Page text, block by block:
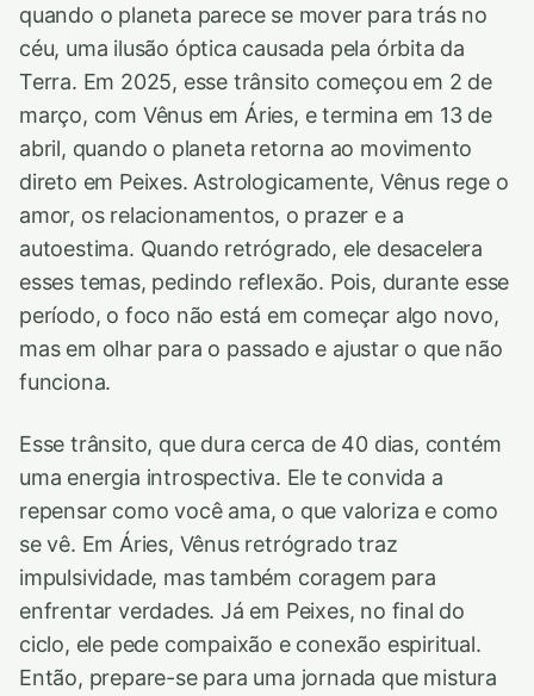
quando o planeta parece se mover para trás no
céu, uma ilusão óptica causada pela órbita da
Terra. Em 2025, esse trânsito começou em 2 de
março, com Vênus em Áries, e termina em 13 de
abril, quando o planeta retorna ao movimento
direto em Peixes. Astrologicamente, Vênus rege o
amor, os relacionamentos, o prazer e a
autoestima. Quando retrógrado, ele desacelera
esses temas, pedindo reflexão. Pois, durante esse
período, o foco não está em começar algo novo,
mas em olhar para o passado e ajustar o que não
funciona.
Esse trânsito, que dura cerca de 40 dias, contém
uma energia introspectiva. Ele te convida a
repensar como você ama, o que valoriza e como
se vê. Em Áries, Vênus retrógrado traz
impulsividade, mas também coragem para
enfrentar verdades. Já em Peixes, no final do
ciclo, ele pede compaixão e conexão espiritual.
Então, prepare-se para uma jornada que mistura